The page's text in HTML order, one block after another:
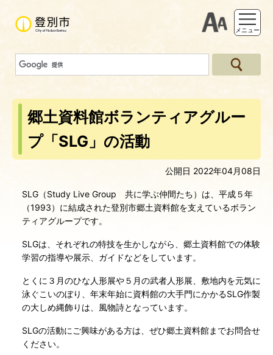
支援ツー
メニュー
郷土資料館ボランティアグルー
プ「SLG」の活動
公開日 2022年04月08日
SLG（Study Live Group 共に学ぶ仲間たち）は、平成５年
（1993）に結成された登別市郷土資料館を支えているボラン
ティアグループです。
SLGは、それぞれの特技を生かしながら、郷土資料館での体験
学習の指導や展示、ガイドなどをしています。
とくに３月のひな人形展や５月の武者人形展、敷地内を元気に
泳ぐこいのぼり、年末年始に資料館の大手門にかかるSLG作製
の大しめ縄飾りは、風物詩となっています。
SLGの活動にご興味がある方は、ぜひ郷土資料館までお問合せ
ください。